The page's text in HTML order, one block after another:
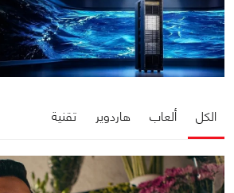
الكل ألعاب هاردوير تقنية